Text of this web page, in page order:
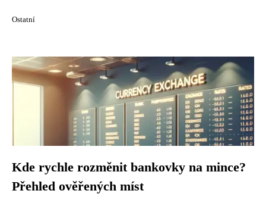
Ostatní
Kde rychle rozměnit bankovky na mince?
Přehled ověřených míst